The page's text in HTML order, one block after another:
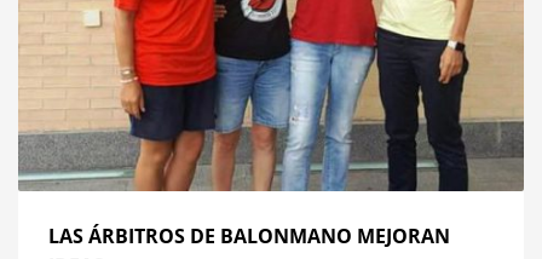
LAS ÁRBITROS DE BALONMANO MEJORAN